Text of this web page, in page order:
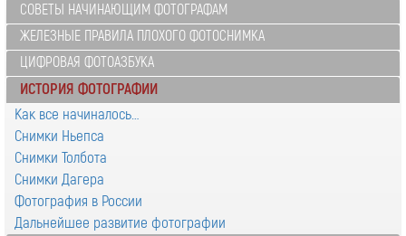
СОВЕТЫ НАЧИНАЮЩИМ ФОТОГРАФАМ
ЖЕЛЕЗНЫЕ ПРАВИЛА ПЛОХОГО ФОТОСНИМКА
ЦИФРОВАЯ ФОТОАЗБУКА
ИСТОРИЯ ФОТОГРАФИИ
Как все начиналось…
Снимки Ньепса
Снимки Толбота
Снимки Дагера
Фотография в России
Дальнейшее развитие фотографии